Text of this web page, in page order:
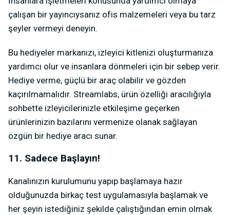
çalışan bir yayıncıysanız ofis malzemeleri veya bu tarz
şeyler vermeyi deneyin.
Bu hediyeler markanızı, izleyici kitlenizi oluşturmanıza
yardımcı olur ve insanlara dönmeleri için bir sebep verir.
Hediye verme, güçlü bir araç olabilir ve gözden
kaçırılmamalıdır. Streamlabs, ürün özelliği aracılığıyla
sohbette izleyicilerinizle etkileşime geçerken
ürünlerinizin bazılarını vermenize olanak sağlayan
özgün bir hediye aracı sunar.
11. Sadece Başlayın!
Kanalınızın kurulumunu yapıp başlamaya hazır
olduğunuzda birkaç test uygulamasıyla başlamak ve
her şeyin istediğiniz şekilde çalıştığından emin olmak